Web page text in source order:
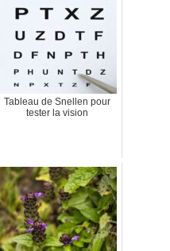
Tableau de Snellen pour
tester la vision